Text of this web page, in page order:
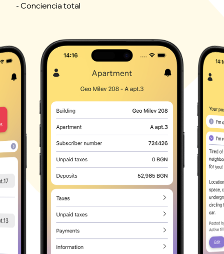
- Conciencia total